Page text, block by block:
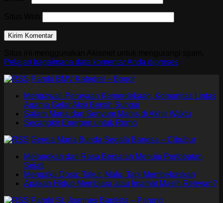
Pelajari bagaimana data komentar Anda diproses
Paroki BMV Katedral – Bogor
Mengawali Perayaan Kemerdekaan, Komunitas Lintas
Agama Gelar Aksi Bersih Sungai
Salam Maria dan Senyum Manis di Akhir Waktu
Secangkir Energen untuk Romo
Gereja Maria Bunda Segala Bangsa – Cibubur
Melangkah dari Rasa Bersalah Menuju Pertobatan
Sejati
Mengaku Dosa: Takut, Malu, Tapi Membebaskan
Apakah Hidup Membiara atau Imamat Masih Relevan?
Paroki St. Joannes Baptista – Parung